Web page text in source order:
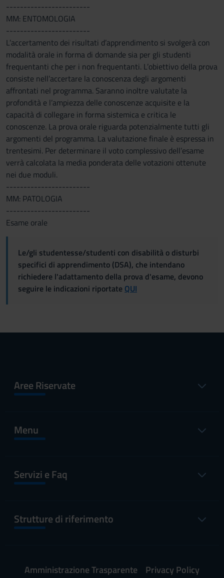
------------------------
MM: ENTOMOLOGIA
------------------------
L’accertamento dei risultati d’apprendimento si svolgerà con
modalità orale in forma di domande sia per gli studenti
frequentanti che per i non frequentanti. L’obiettivo della prova
consiste nell’accertare la conoscenza degli argomenti
affrontati nel programma. Saranno inoltre valutate la
profondità e l’ampiezza delle conoscenze acquisite e la
capacità di collegare in forma sistemica e critica le
conoscenze. La prova orale riguarda potenzialmente tutti gli
argomenti del programma. La valutazione finale è espressa in
trentesimi. Per determinare il voto complessivo dell’esame
verrà calcolata la media ponderata delle votazioni ottenute
nei due moduli.
------------------------
MM: PATOLOGIA
------------------------
Esame orale
Le/gli studentesse/studenti con disabilità o disturbi
specifici di apprendimento (DSA), che intendano
richiedere l'adattamento della prova d'esame, devono
seguire le indicazioni riportate QUI
Aree Riservate
Menu
Servizi e Faq
Strutture di riferimento
Amministrazione Trasparente Privacy Policy